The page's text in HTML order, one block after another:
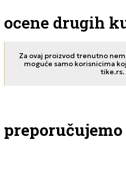
ocene drugih
Za ovaj proizvod trenutno
moguće samo korisnicima
tike.rs.
preporučujemo